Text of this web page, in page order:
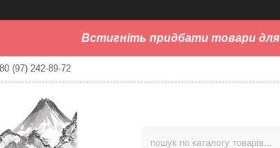
Встигніть придбати товари для
(97) 242-89-72